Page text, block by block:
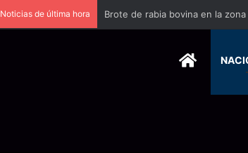
Noticias de última hora
HOME